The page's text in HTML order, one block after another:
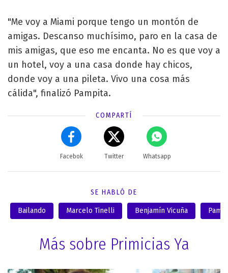
"Me voy a Miami porque tengo un montón de
amigas. Descanso muchísimo, paro en la casa de
mis amigas, que eso me encanta. No es que voy a
un hotel, voy a una casa donde hay chicos,
donde voy a una pileta. Vivo una cosa más
cálida", finalizó Pampita.
COMPARTÍ
Facebok Twitter Whatsapp
SE HABLÓ DE
Bailando Marcelo Tinelli Benjamín Vicuña
Más sobre Primicias Ya